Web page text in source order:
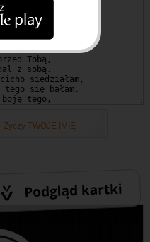
Życzy TWOJE IMIĘ